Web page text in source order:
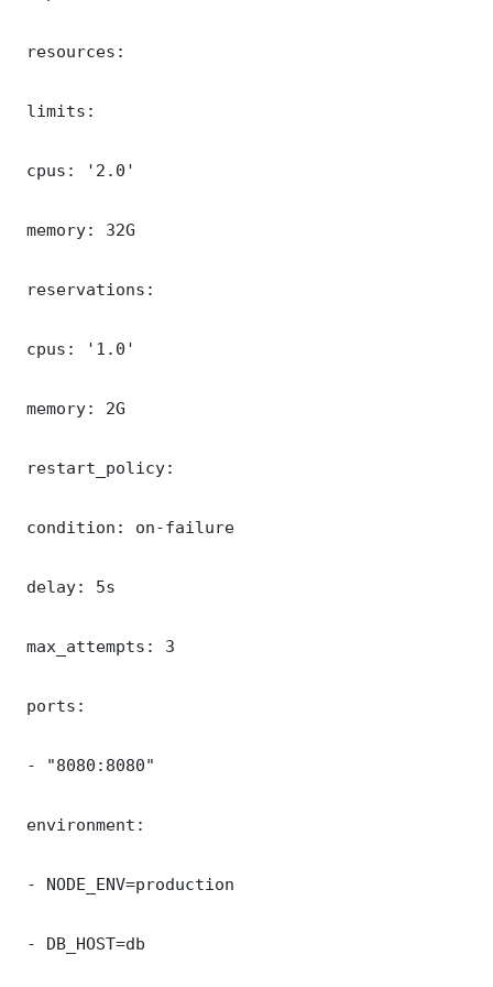
resources:
limits:
cpus: '2.0'
memory: 32G
reservations:
cpus: '1.0'
memory: 2G
restart_policy:
condition: on-failure
delay: 5s
max_attempts: 3
ports:
- "8080:8080"
environment:
- NODE_ENV=production
- DB_HOST=db